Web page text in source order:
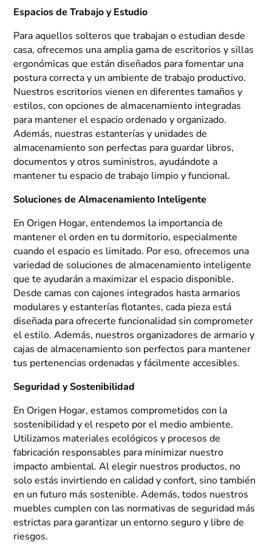
Espacios de Trabajo y Estudio
Para aquellos solteros que trabajan o estudian desde
casa, ofrecemos una amplia gama de escritorios y sillas
ergonómicas que están diseñados para fomentar una
postura correcta y un ambiente de trabajo productivo.
Nuestros escritorios vienen en diferentes tamaños y
estilos, con opciones de almacenamiento integradas
para mantener el espacio ordenado y organizado.
Además, nuestras estanterías y unidades de
almacenamiento son perfectas para guardar libros,
documentos y otros suministros, ayudándote a
mantener tu espacio de trabajo limpio y funcional.
Soluciones de Almacenamiento Inteligente
En Origen Hogar, entendemos la importancia de
mantener el orden en tu dormitorio, especialmente
cuando el espacio es limitado. Por eso, ofrecemos una
variedad de soluciones de almacenamiento inteligente
que te ayudarán a maximizar el espacio disponible.
Desde camas con cajones integrados hasta armarios
modulares y estanterías flotantes, cada pieza está
diseñada para ofrecerte funcionalidad sin comprometer
el estilo. Además, nuestros organizadores de armario y
cajas de almacenamiento son perfectos para mantener
tus pertenencias ordenadas y fácilmente accesibles.
Seguridad y Sostenibilidad
En Origen Hogar, estamos comprometidos con la
sostenibilidad y el respeto por el medio ambiente.
Utilizamos materiales ecológicos y procesos de
fabricación responsables para minimizar nuestro
impacto ambiental. Al elegir nuestros productos, no
solo estás invirtiendo en calidad y confort, sino también
en un futuro más sostenible. Además, todos nuestros
muebles cumplen con las normativas de seguridad más
estrictas para garantizar un entorno seguro y libre de
riesgos.